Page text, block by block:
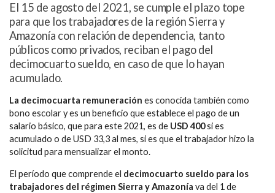
El 15 de agosto del 2021, se cumple el plazo tope
para que los trabajadores de la región Sierra y
Amazonía con relación de dependencia, tanto
públicos como privados, reciban el pago del
decimocuarto sueldo, en caso de que lo hayan
acumulado.
La decimocuarta remuneración es conocida también como
bono escolar y es un beneficio que establece el pago de un
salario básico, que para este 2021, es de USD 400si es
acumulado o de USD 33,3 al mes, si es que el trabajador hizo la
solicitud para mensualizar el monto.
El período que comprende el decimocuarto sueldo para los
trabajadores del régimen Sierra y Amazonía va del 1 de